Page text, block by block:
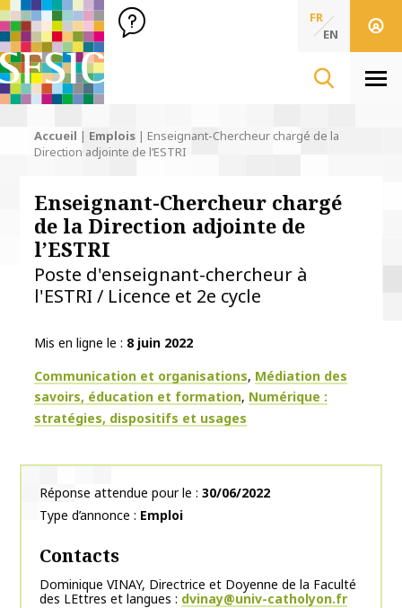
SFSIC Société Française des Sciences de l'Information & de
Société Française des Sciences
de l'Information
FR
EN
Accueil | Emplois | Enseignant-Chercheur chargé de la
Direction adjointe de l’ESTRI
Enseignant-Chercheur chargé
de la Direction adjointe de
l’ESTRI
Poste d'enseignant-chercheur à
l'ESTRI / Licence et 2e cycle
Mis en ligne le
8 juin 2022
Thématiques
Communication et organisations Médiation des
savoirs, éducation et formation Numérique :
stratégies, dispositifs et usages
Réponse attendue pour le
30/06/2022
Type d’annonce
Emploi
Contacts
Dominique VINAY, Directrice et Doyenne de la Faculté
des LEttres et langues
dvinay@univ-catholyon.fr